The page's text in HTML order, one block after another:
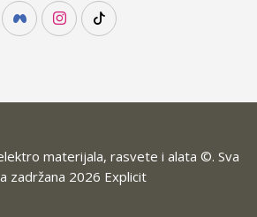
materijala, rasvete i alata ©. Sva
zadržana 2026 Explicit